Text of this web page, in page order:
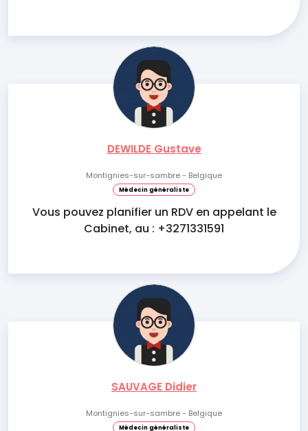
DEWILDE Gustave
Montignies-sur-sambre - Belgique
Médecin généraliste
Vous pouvez planifier un RDV en appelant le
Cabinet, au : +3271331591
SAUVAGE Didier
Montignies-sur-sambre - Belgique
Médecin généraliste